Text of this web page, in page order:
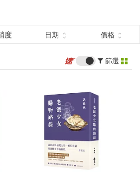
圖書(6)
書(3)
度 日期 價格
篩選